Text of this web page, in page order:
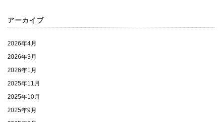
アーカイブ
2026年4月
2026年3月
2026年1月
2025年11月
2025年10月
2025年9月